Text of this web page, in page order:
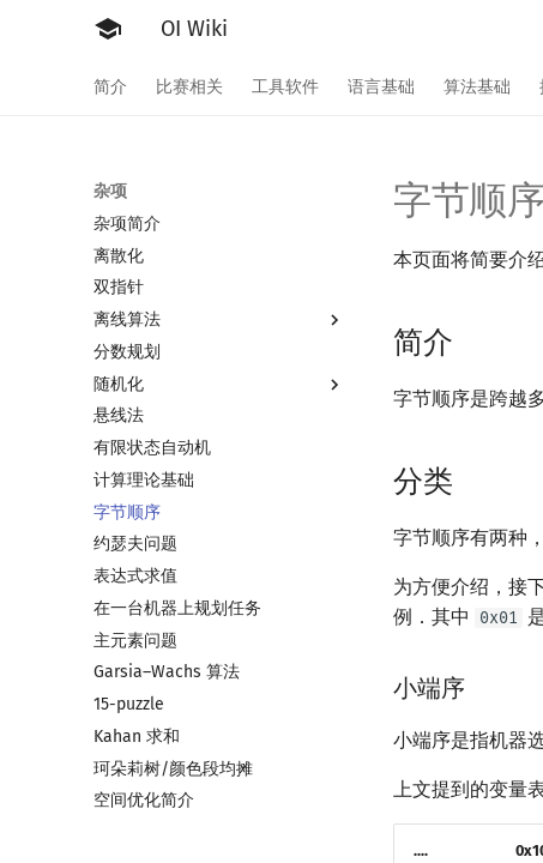
OI Wiki
简介 比赛相关 工具软件 语言基础 算法基础
杂项
杂项简介
离散化
双指针
离线算法
离线算法简介
CDQ 分治
整体二分
莫队算法
莫队算法简介
普通莫队算法
带修改莫队
树上莫队
回滚莫队
二维莫队
莫队二次离线
莫队配合 bitset
分数规划
随机化
随机函数
随机化技巧
爬山算法
模拟退火
悬线法
有限状态自动机
计算理论基础
字节顺序
约瑟夫问题
表达式求值
在一台机器上规划任务
主元素问题
Garsia–Wachs 算法
15-puzzle
Kahan 求和
珂朵莉树/颜色段均摊
空间优化简介
字节顺序
本页面将简要介
简介
字节顺序是跨越
分类
字节顺序有两种
为方便介绍，接
例．其中
0x01
小端序
小端序是指机器
上文提到的变量
....